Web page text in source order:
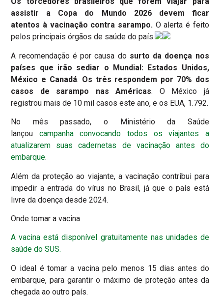
assistir a Copa do Mundo 2026 devem ficar
atentos à vacinação contra sarampo. O alerta é feito
pelos principais órgãos de saúde do país.
A recomendação é por causa do surto da doença nos
países que irão sediar o Mundial: Estados Unidos,
México e Canadá. Os três respondem por 70% dos
casos de sarampo nas Américas. O México já
registrou mais de 10 mil casos este ano, e os EUA, 1.792.
No mês passado, o Ministério da Saúde
lançou campanha convocando todos os viajantes a
atualizarem suas cadernetas de vacinação antes do
embarque.
Além da proteção ao viajante, a vacinação contribui para
impedir a entrada do vírus no Brasil, já que o país está
livre da doença desde 2024.
Onde tomar a vacina
A vacina está disponível gratuitamente nas unidades de
saúde do SUS.
O ideal é tomar a vacina pelo menos 15 dias antes do
embarque, para garantir o máximo de proteção antes da
chegada ao outro país.